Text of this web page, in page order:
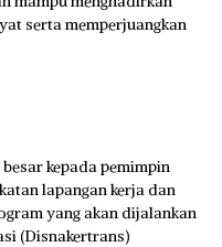
serta memperjuangkan
kepada pemimpin
lapangan kerja dan
yang akan dijalankan
(Disnakertrans)